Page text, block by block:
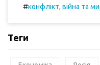
#конфлікт, війна та
Теги